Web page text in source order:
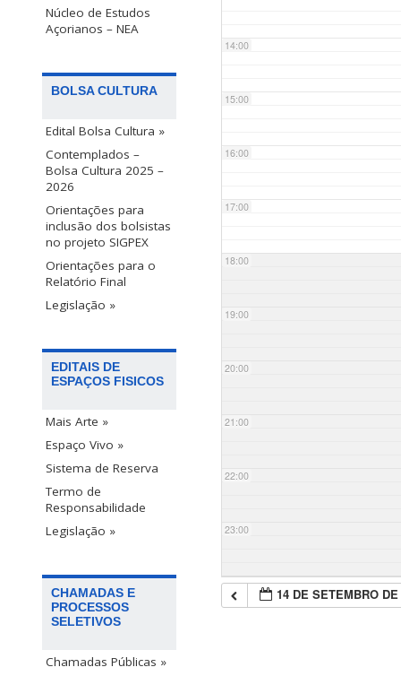
Núcleo de Estudos
Açorianos – NEA
BOLSA CULTURA
Edital Bolsa Cultura »
Contemplados –
Bolsa Cultura 2025 –
2026
Orientações para
inclusão dos bolsistas
no projeto SIGPEX
Orientações para o
Relatório Final
Legislação »
EDITAIS DE
ESPAÇOS FISICOS
Mais Arte »
Espaço Vivo »
Sistema de Reserva
Termo de
Responsabilidade
Legislação »
CHAMADAS E
PROCESSOS
SELETIVOS
Chamadas Públicas »
14:00
15:00
16:00
17:00
18:00
19:00
20:00
21:00
22:00
23:00
14 DE SETEMBRO DE